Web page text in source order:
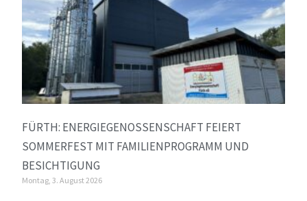
FÜRTH: ENERGIEGENOSSENSCHAFT FEIERT
SOMMERFEST MIT FAMILIENPROGRAMM UND
BESICHTIGUNG
Montag, 3. August 2026